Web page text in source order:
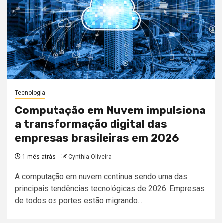
Tecnologia
Computação em Nuvem impulsiona
a transformação digital das
empresas brasileiras em 2026
1 mês atrás Cynthia Oliveira
A computação em nuvem continua sendo uma das
principais tendências tecnológicas de 2026. Empresas
de todos os portes estão migrando...